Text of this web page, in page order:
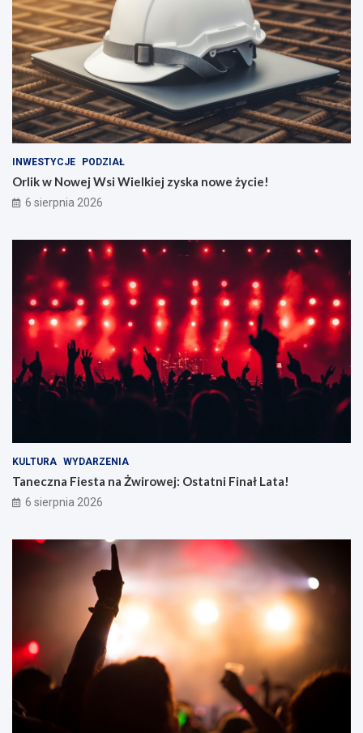
INWESTYCJE PODZIAŁ
Orlik w Nowej Wsi Wielkiej zyska nowe życie!
6 sierpnia 2026
KULTURA WYDARZENIA
Taneczna Fiesta na Żwirowej: Ostatni Finał Lata!
6 sierpnia 2026